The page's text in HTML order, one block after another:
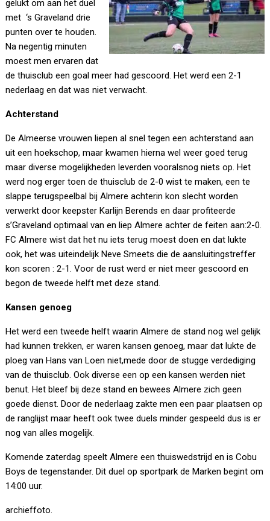
gelukt om aan het duel
met ‘s Graveland drie
punten over te houden.
Na negentig minuten
moest men ervaren dat
de thuisclub een goal meer had gescoord. Het werd een 2-1
nederlaag en dat was niet verwacht.
Achterstand
De Almeerse vrouwen liepen al snel tegen een achterstand aan
uit een hoekschop, maar kwamen hierna wel weer goed terug
maar diverse mogelijkheden leverden vooralsnog niets op. Het
werd nog erger toen de thuisclub de 2-0 wist te maken, een te
slappe terugspeelbal bij Almere achterin kon slecht worden
verwerkt door keepster Karlijn Berends en daar profiteerde
s’Graveland optimaal van en liep Almere achter de feiten aan:2-0.
FC Almere wist dat het nu iets terug moest doen en dat lukte
ook, het was uiteindelijk Neve Smeets die de aansluitingstreffer
kon scoren : 2-1. Voor de rust werd er niet meer gescoord en
begon de tweede helft met deze stand.
Kansen genoeg
Het werd een tweede helft waarin Almere de stand nog wel gelijk
had kunnen trekken, er waren kansen genoeg, maar dat lukte de
ploeg van Hans van Loen niet,mede door de stugge verdediging
van de thuisclub. Ook diverse een op een kansen werden niet
benut. Het bleef bij deze stand en bewees Almere zich geen
goede dienst. Door de nederlaag zakte men een paar plaatsen op
de ranglijst maar heeft ook twee duels minder gespeeld dus is er
nog van alles mogelijk.
Komende zaterdag speelt Almere een thuiswedstrijd en is Cobu
Boys de tegenstander. Dit duel op sportpark de Marken begint om
14:00 uur.
archieffoto.